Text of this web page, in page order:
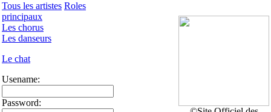
Tous les artistes Roles
principaux
Les chorus
Les danseurs
Le chat
Usename:
Password: